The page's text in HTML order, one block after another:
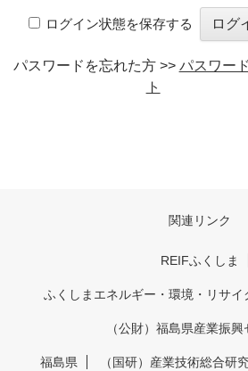
ログイン状態を保存する
パスワードを忘れた方 >> パスワー
ト
関連リンク
REIFふくしま
ふくしまエネルギー・環境・リサイ
（公財）福島県産業振興
福島県 （国研）産業技術総合研